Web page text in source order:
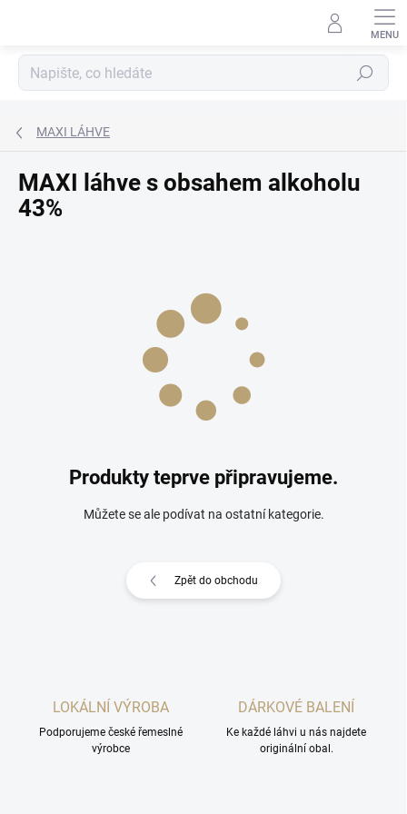
Hledat
MAXI LÁHVE
MAXI láhve s obsahem alkoholu
43%
Produkty teprve připravujeme.
Můžete se ale podívat na ostatní kategorie.
Zpět do obchodu
LOKÁLNÍ VÝROBA
Podporujeme české řemeslné
výrobce
DÁRKOVÉ BALENÍ
Ke každé láhvi u nás najdete
originální obal.